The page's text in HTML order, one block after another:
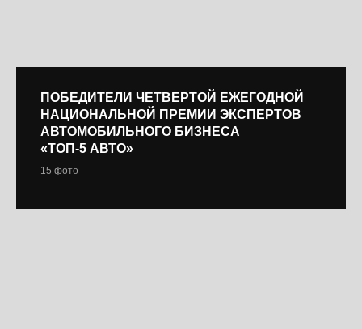
ПОБЕДИТЕЛИ ЧЕТВЕРТОЙ ЕЖЕГОДНОЙ
НАЦИОНАЛЬНОЙ ПРЕМИИ ЭКСПЕРТОВ
АВТОМОБИЛЬНОГО БИЗНЕСА
«ТОП-5 АВТО»
15 фото